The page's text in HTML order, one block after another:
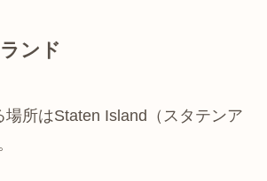
ンド
場所はStaten Island（スタテンア